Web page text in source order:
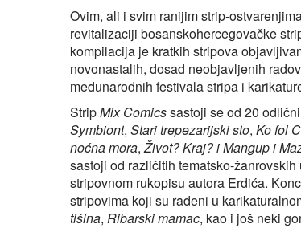
Ovim, ali i svim ranijim
revitalizaciji bosanskohercegovačke
kompilacija je kratkih stripova
novonastalih, dosad neobjavljenih
međunarodnih festivala stripa i
StripMix Comicssastoji se od 20
Symbiont, Stari trepezarijski sto, Ko fol
noćna mora, Život? Kraj? i Mangup i
sastoji od različitih tematsko-
stripovnom rukopisu autora Erdića.
stripovima koji su rađeni u
tišina, Ribarski mamac, kao i još neki